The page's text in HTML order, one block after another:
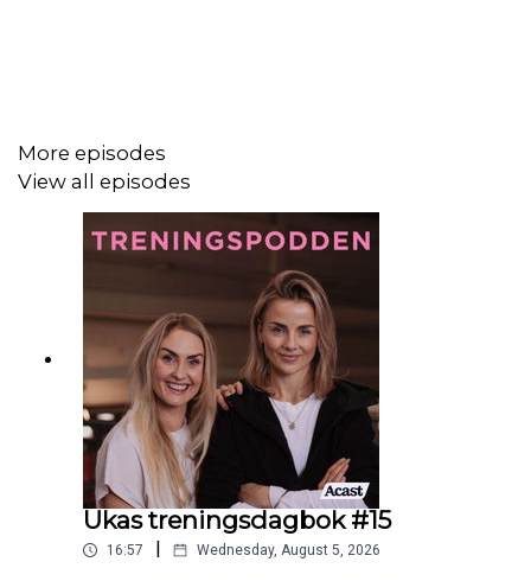
More episodes
View all episodes
Ukas treningsdagbok #15
16:57 Wednesday, August 5, 2026